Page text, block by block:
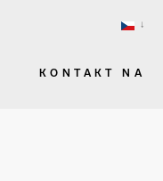
KONTAKT NA